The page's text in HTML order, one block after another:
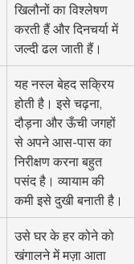
खिलौनों का विश्लेषण
करती हैं और दिनचर्या में
जल्दी ढल जाती हैं।
यह नस्ल बेहद सक्रिय
होती है। इसे चढ़ना,
दौड़ना और ऊँची जगहों
से अपने आस-पास का
निरीक्षण करना बहुत
पसंद है। व्यायाम की
कमी इसे दुखी बनाती है।
उसे घर के हर कोने को
खंगालने में मज़ा आता